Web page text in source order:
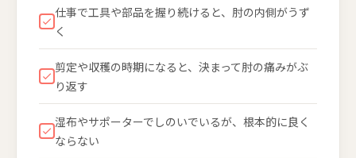
仕事で工具や部品を握り続けると、肘の内側がうず
く
剪定や収穫の時期になると、決まって肘の痛みがぶ
り返す
湿布やサポーターでしのいでいるが、根本的に良く
ならない